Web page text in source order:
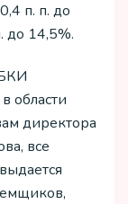
п. п. до
до 14,5%.
области
директора
все